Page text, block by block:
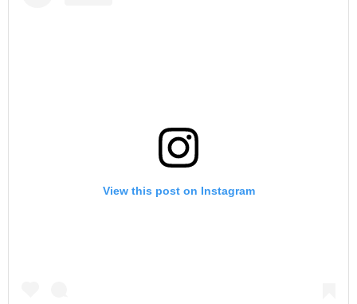
View this post on Instagram